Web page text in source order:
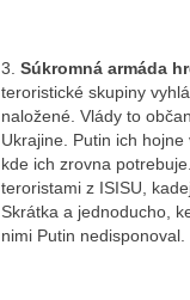
3. Súkromná armáda
teroristické skupiny
naložené. Vlády to
Ukrajine. Putin ich
kde ich zrovna
teroristami z ISISU,
Skrátka a jednoducho,
nimi Putin nedisponoval.